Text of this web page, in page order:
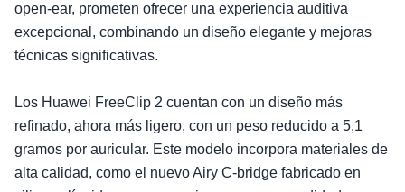
open-ear, prometen ofrecer una experiencia auditiva
excepcional, combinando un diseño elegante y mejoras
técnicas significativas.
Los Huawei FreeClip 2 cuentan con un diseño más
refinado, ahora más ligero, con un peso reducido a 5,1
gramos por auricular. Este modelo incorpora materiales de
alta calidad, como el nuevo Airy C-bridge fabricado en